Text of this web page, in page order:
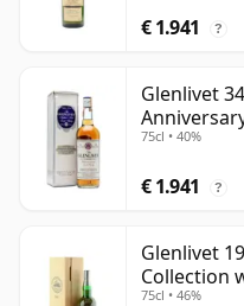
€ 1.941 ?
Glenlivet
75cl • 40%
€ 1.941 ?
Glenlivet
Collection
75cl • 46%